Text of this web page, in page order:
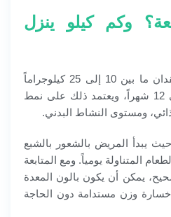
وكم كيلو ينزل
يُساعد بالون المعدة في فقدان ما بين 10 إلى 25 كيلوجراماً
خلال فترة تتراوح من 6 إلى 12 شهراً، ويعتمد ذلك على نمط
ومستوى النشاط البدني.
حيث يبدأ المريض بالشعور بالشبع
المتناولة يومياً. ومع المتابعة
يمكن أن يكون بالون المعدة
خسارة وزن مستدامة دون الحاجة